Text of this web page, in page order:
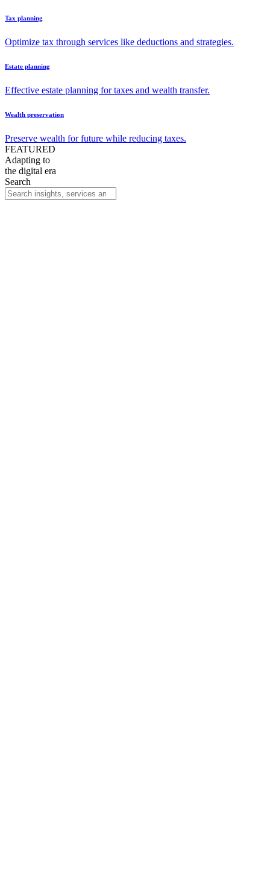
Tax planning
Optimize tax through services like deductions and strategies.
Estate planning
Effective estate planning for taxes and wealth transfer.
Wealth preservation
Preserve wealth for future while reducing taxes.
FEATURED
Adapting to
the digital era
Search